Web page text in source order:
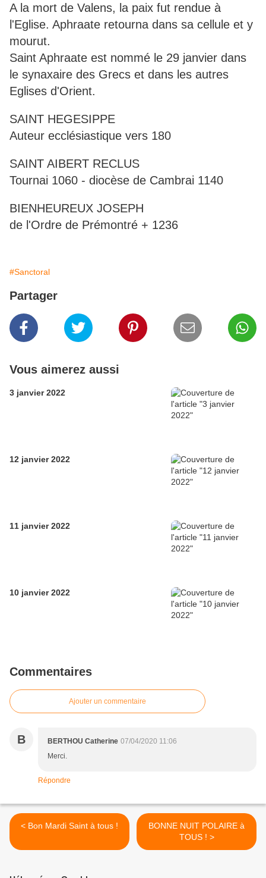
A la mort de Valens, la paix fut rendue à
l'Eglise. Aphraate retourna dans sa cellule et y
mourut.
Saint Aphraate est nommé le 29 janvier dans
le synaxaire des Grecs et dans les autres
Eglises d'Orient.
SAINT HEGESIPPE
Auteur ecclésiastique vers 180
SAINT AIBERT RECLUS
Tournai 1060 - diocèse de Cambrai 1140
BIENHEUREUX JOSEPH
de l'Ordre de Prémontré + 1236
#Sanctoral
Partager
Vous aimerez aussi
3 janvier 2022
12 janvier 2022
11 janvier 2022
10 janvier 2022
Commentaires
Ajouter un commentaire
B BERTHOU Catherine 07/04/2020 11:06
Merci.
Répondre
< Bon Mardi Saint à tous !
BONNE NUIT POLAIRE à
TOUS ! >